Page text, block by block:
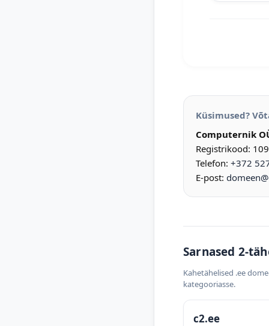
Küsimused?
Computernik
Registrikood:
Telefon: +372
E-post:
Sarnased 2-
Kahetähelised .ee
kategooriasse.
c2.ee